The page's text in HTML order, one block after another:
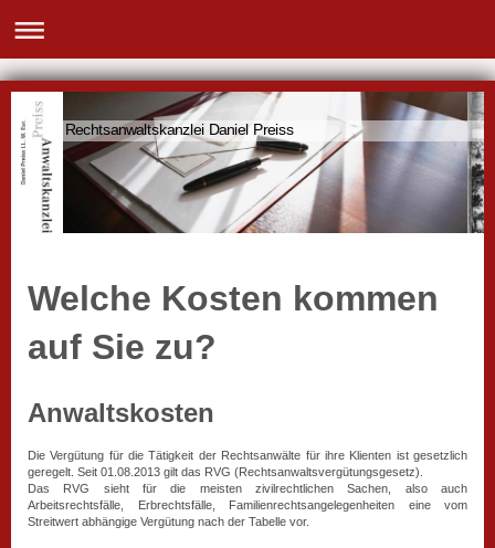
Rechtsanwaltskanzlei Daniel Preiss
Welche Kosten kommen
auf Sie zu?
Anwaltskosten
Die Vergütung für die Tätigkeit der Rechtsanwälte für ihre Klienten ist gesetzlich
geregelt. Seit 01.08.2013 gilt das RVG (Rechtsanwaltsvergütungsgesetz).
Das RVG sieht für die meisten zivilrechtlichen Sachen, also auch
Arbeitsrechtsfälle, Erbrechtsfälle, Familienrechtsangelegenheiten eine vom
Streitwert abhängige Vergütung nach der Tabelle vor.